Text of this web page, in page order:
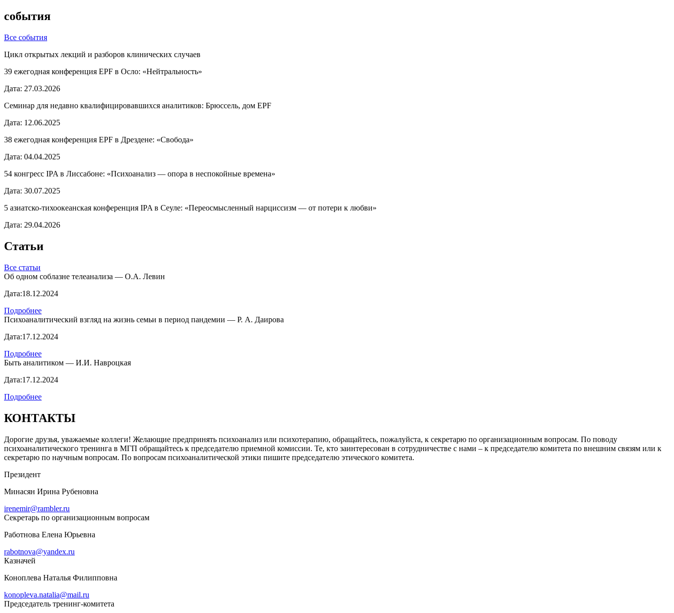
события
Все события
Цикл открытых лекций и разборов клинических случаев
39 ежегодная конференция EPF в Осло: «Нейтральность»
Дата: 27.03.2026
Семинар для недавно квалифицировавшихся аналитиков: Брюссель, дом EPF
Дата: 12.06.2025
38 ежегодная конференция EPF в Дрездене: «Свобода»
Дата: 04.04.2025
54 конгресс IPA в Лиссабоне: «Психоанализ — опора в неспокойные времена»
Дата: 30.07.2025
5 азиатско-тихоокеанская конференция IPA в Сеуле: «Переосмысленный нарциссизм — от потери к любви»
Дата: 29.04.2026
Статьи
Все статьи
Об одном соблазне телеанализа — О.А. Левин
Дата:18.12.2024
Подробнее
Психоаналитический взгляд на жизнь семьи в период пандемии — Р. А. Даирова
Дата:17.12.2024
Подробнее
Быть аналитиком — И.И. Навроцкая
Дата:17.12.2024
Подробнее
КОНТАКТЫ
Дорогие друзья, уважаемые коллеги! Желающие предпринять психоанализ или психотерапию, обращайтесь, пожалуйста, к секретарю по организационным вопросам. По поводу
психоаналитического тренинга в МГП обращайтесь к председателю приемной комиссии. Те, кто заинтересован в сотрудничестве с нами – к председателю комитета по внешним связям или к
секретарю по научным вопросам. По вопросам психоаналитической этики пишите председателю этического комитета.
Президент
Минасян Ирина Рубеновна
irenemir@rambler.ru
Секретарь по организационным вопросам
Работнова Елена Юрьевна
rabotnova@yandex.ru
Казначей
Коноплева Наталья Филипповна
konopleva.natalia@mail.ru
Председатель тренинг-комитета